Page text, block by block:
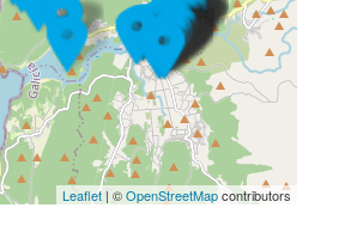
Leaflet| ©OpenStreetMapcontributors